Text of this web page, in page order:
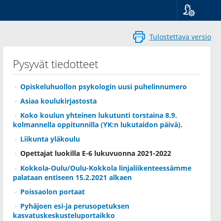
Suomi
Svenska
Tulostettava versio
Pysyvät tiedotteet
Opiskeluhuollon psykologin uusi puhelinnumero
Asiaa koulukirjastosta
Koko koulun yhteinen lukutunti torstaina 8.9.
kolmannella oppitunnilla (YK:n lukutaidon päivä).
Liikunta yläkoulu
Opettajat luokilla E-6 lukuvuonna 2021-2022
Kokkola-Oulu/Oulu-Kokkola linjaliikenteessämme
palataan entiseen 15.2.2021 alkaen
Poissaolon portaat
Pyhäjoen esi-ja perusopetuksen
kasvatuskeskusteluportaikko